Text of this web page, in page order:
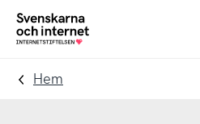
Till
navigation
Till
innehåll
To
Hem